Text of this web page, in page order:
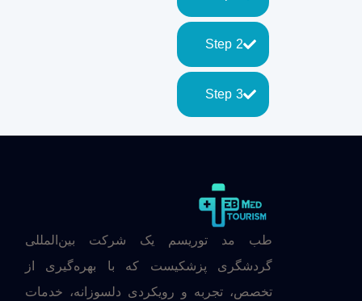
Step 2
Step 3
طب مد توریسم یک شرکت بین‌المللی
گردشگری پزشکیست که با بهره‌گیری از
تخصص، تجربه و رویکردی دلسوزانه، خدمات